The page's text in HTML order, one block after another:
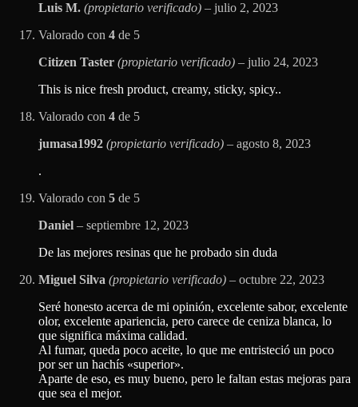
Luis M. (propietario verificado) – julio 2, 2023
Valorado con 4 de 5
Citizen Taster (propietario verificado) – julio 24, 2023
This is nice fresh product, creamy, sticky, spicy..
Valorado con 4 de 5
jumasa1992 (propietario verificado) – agosto 8, 2023
.
Valorado con 5 de 5
Daniel – septiembre 12, 2023
De las mejores resinas que he probado sin duda
Miguel Silva (propietario verificado) – octubre 22, 2023
Seré honesto acerca de mi opinión, excelente sabor, excelente
olor, excelente apariencia, pero carece de ceniza blanca, lo
que significa máxima calidad.
Al fumar, queda poco aceite, lo que me entristeció un poco
por ser un hachís «superior».
Aparte de eso, es muy bueno, pero le faltan estas mejoras para
que sea el mejor.